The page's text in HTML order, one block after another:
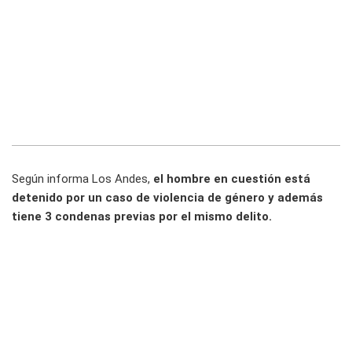
Según informa Los Andes, el hombre en cuestión está
detenido por un caso de violencia de género y además
tiene 3 condenas previas por el mismo delito.